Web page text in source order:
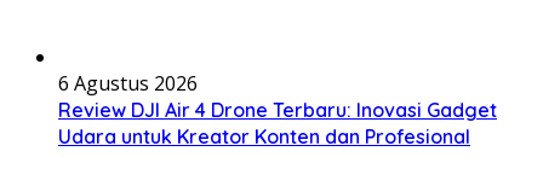
6 Agustus 2026
Review DJI Air 4 Drone Terbaru: Inovasi Gadget
Udara untuk Kreator Konten dan Profesional